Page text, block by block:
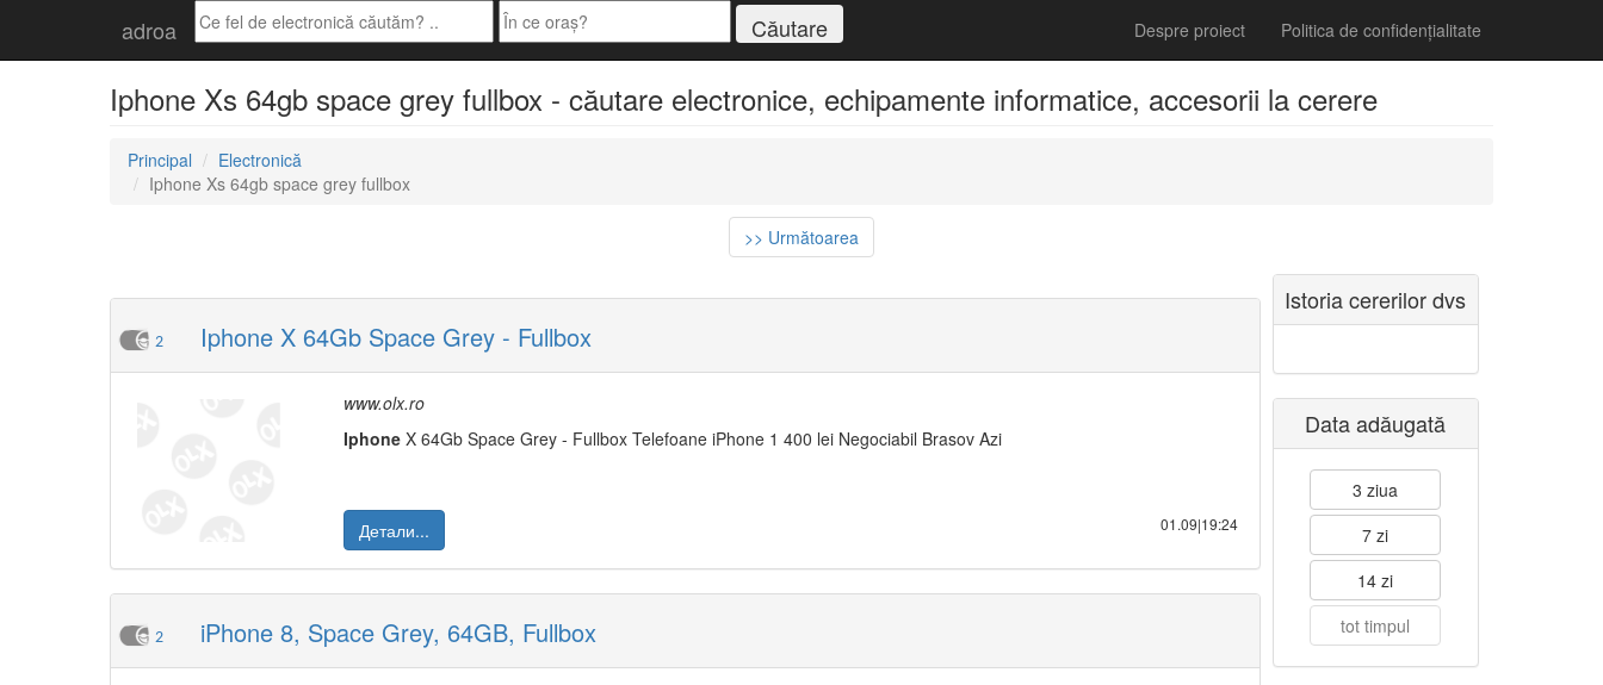
adroa Despre proiect Politica de confidențialitate
Iphone Xs 64gb space grey fullbox - căutare electronice, echipamente informatice, accesorii la cerere
Principal
Electronică
Iphone Xs 64gb space grey fullbox
>> Următoarea
2 Iphone X 64Gb Space Grey - Fullbox
www.olx.ro
Iphone X 64Gb Space Grey - Fullbox Telefoane iPhone 1 400 lei Negociabil Brasov Azi
Детали... 01.09|19:24
2 iPhone 8, Space Grey, 64GB, Fullbox
Istoria cererilor dvs
Data adăugată
3 ziua
7 zi
14 zi
tot timpul